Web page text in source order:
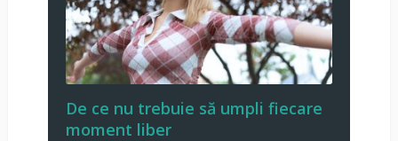
De ce nu trebuie să umpli fiecare
moment liber